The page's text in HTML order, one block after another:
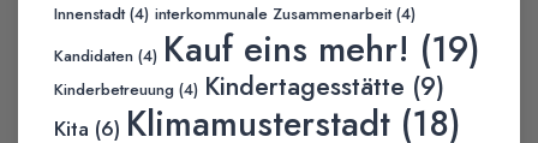
Innenstadt(4) interkommunale Zusammenarbeit(4)
Kandidaten (4) Kauf eins mehr! (19)
Kinderbetreuung (4) Kindertagesstätte (9)
Kita (6) Klimamusterstadt (18)